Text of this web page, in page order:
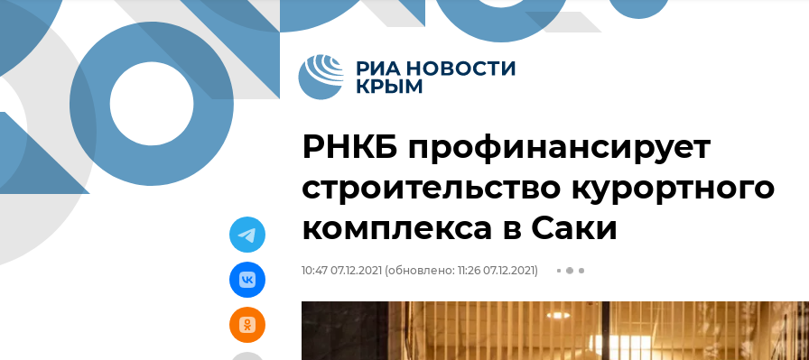
РНКБ профинансирует
строительство курортного
комплекса в Саки
10:47 07.12.2021 (обновлено: 11:26 07.12.2021)